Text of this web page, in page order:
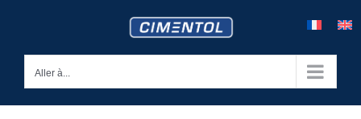
Aller à...